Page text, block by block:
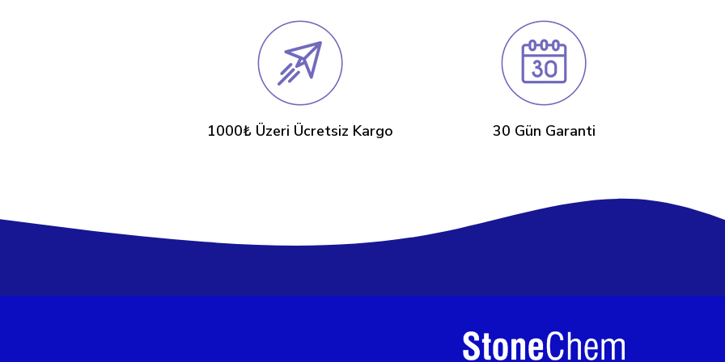
1000₺ Üzeri Ücretsiz Kargo 30 Gün Garanti